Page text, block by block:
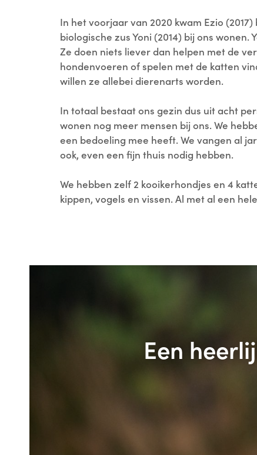
In het voorjaar van 2020 kwam Ezio
biologische zus Yoni (2014) bij ons
Ze doen niets liever dan helpen met de
hondenvoeren of spelen met de katten
willen ze allebei dierenarts worden.
In totaal bestaat ons gezin dus uit acht
wonen nog meer mensen bij ons. We
een bedoeling mee heeft. We vangen al
ook, even een fijn thuis nodig hebben.
We hebben zelf 2 kooikerhondjes en 4
kippen, vogels en vissen. Al met al een
Een